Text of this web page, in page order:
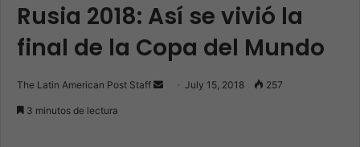
Rusia 2018: Así se vivió la
final de la Copa del Mundo
The Latin American Post Staff July 15, 2018 257
3 minutos de lectura